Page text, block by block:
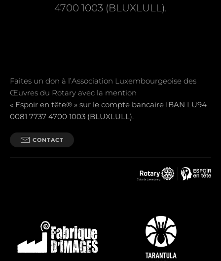
4700 1003 (BLUXLULL).
Faites un don à l’Association Luxembourgeoise des
Œuvres du Rotary avec la mention
« Espoir en tête® » sur le compte bancaire IBAN LU94
0081 7737 4700 1003 (BLUXLULL).
CONTACT